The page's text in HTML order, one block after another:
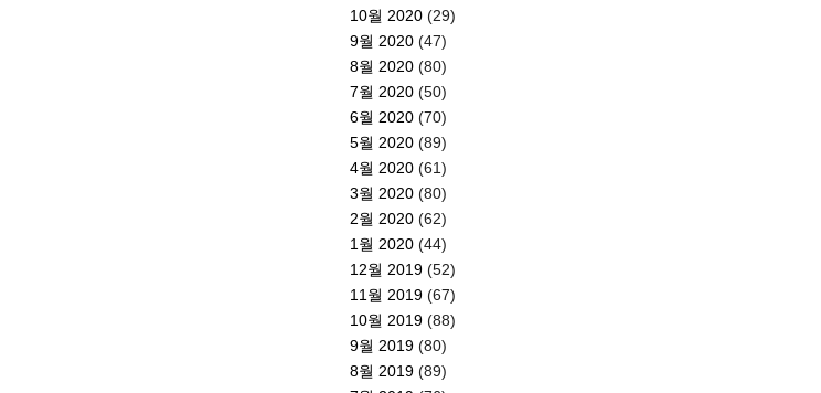
10월 2020 (29)
9월 2020 (47)
8월 2020 (80)
7월 2020 (50)
6월 2020 (70)
5월 2020 (89)
4월 2020 (61)
3월 2020 (80)
2월 2020 (62)
1월 2020 (44)
12월 2019 (52)
11월 2019 (67)
10월 2019 (88)
9월 2019 (80)
8월 2019 (89)